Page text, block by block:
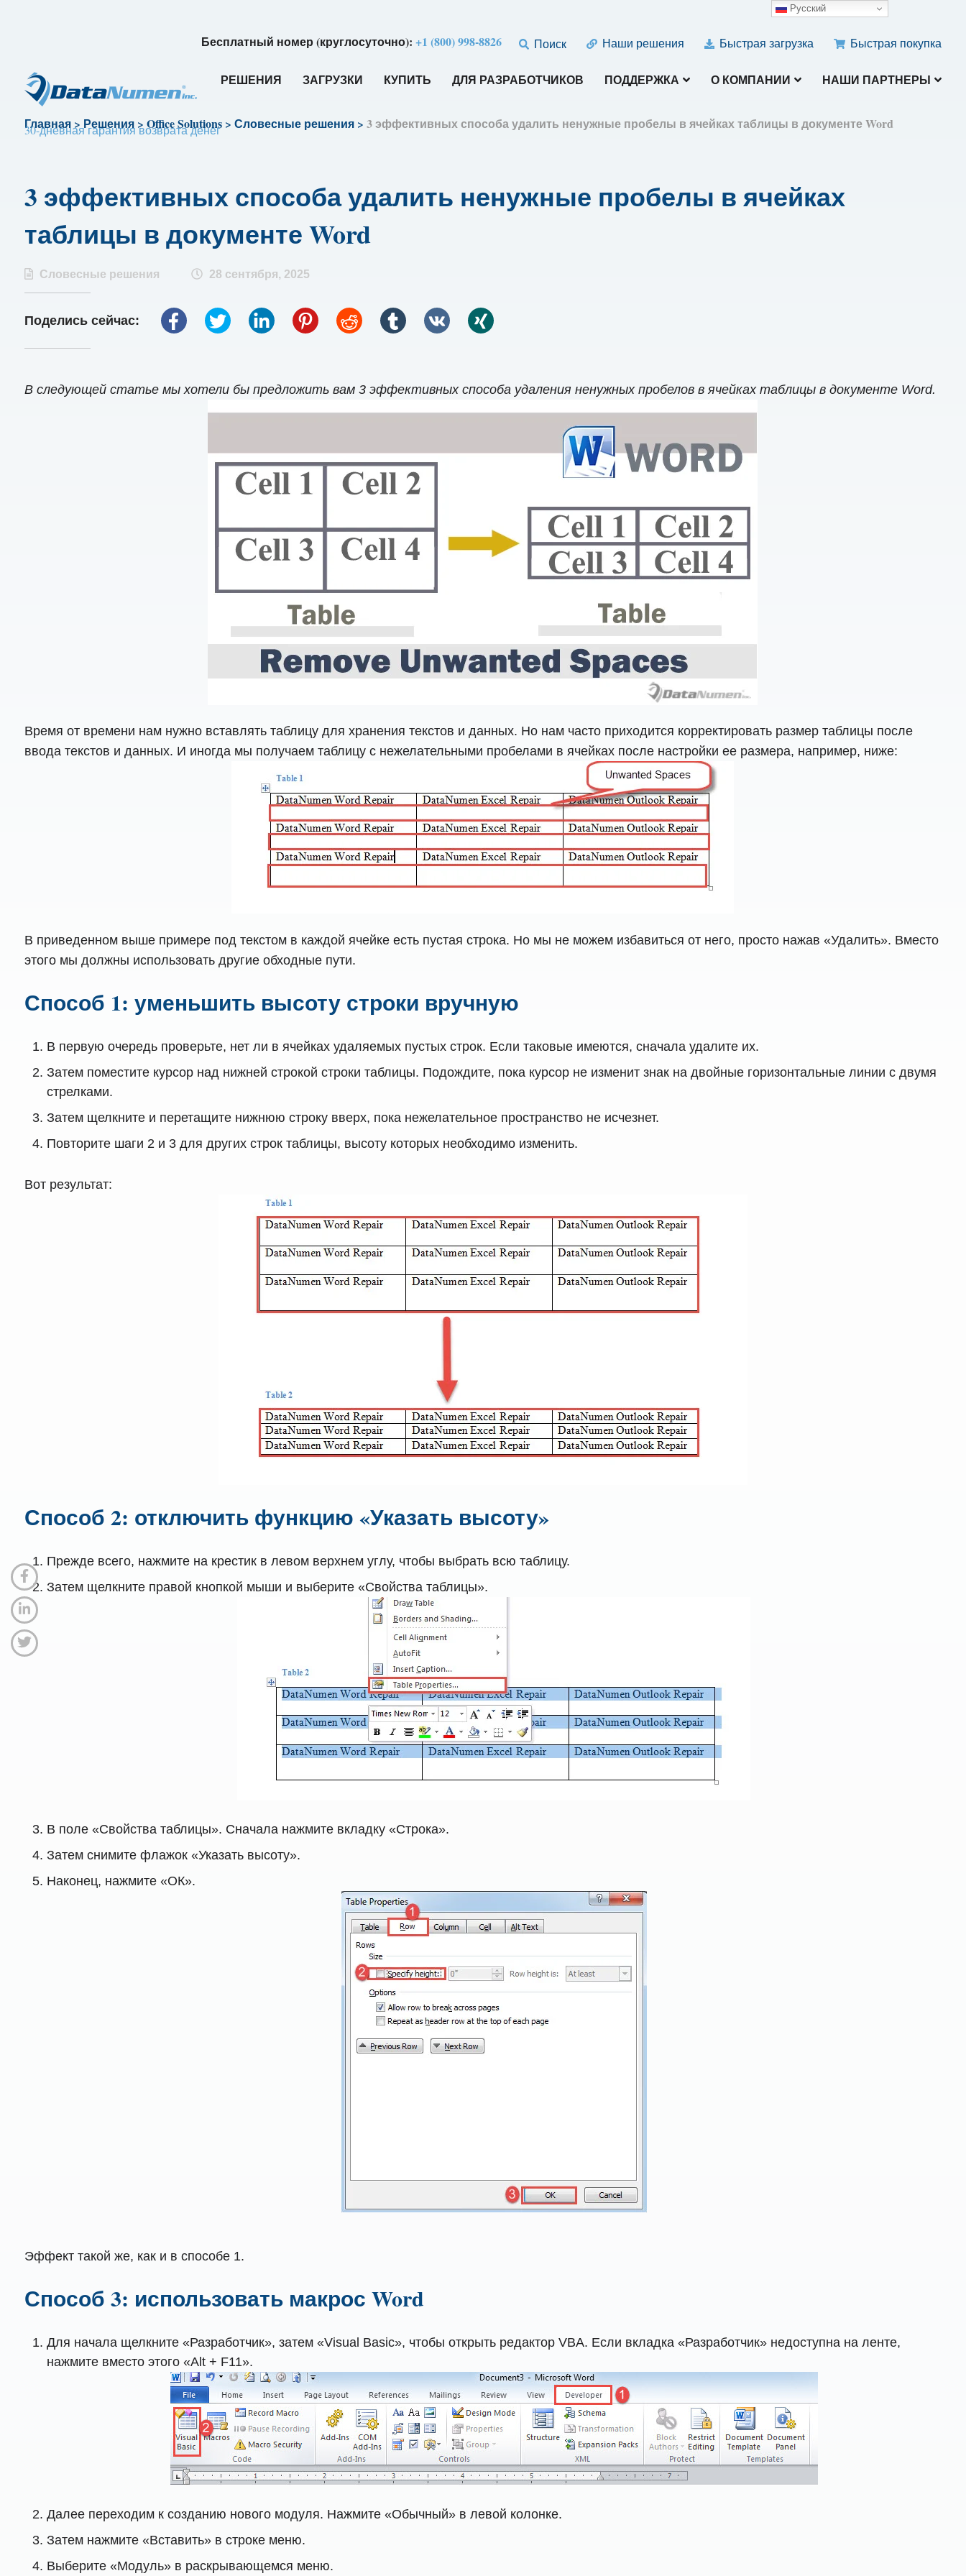
Бесплатный номер (круглосуточно):+1 (800) 998-8826 Поиск Наши решения Быстрая загрузка Быстрая покупка
30-дневная гарантия возврата денег
РЕШЕНИЯ ЗАГРУЗКИ КУПИТЬ ДЛЯ РАЗРАБОТЧИКОВ ПОДДЕРЖКА О КОМПАНИИ НАШИ ПАРТНЕРЫ
Главная> Решения> Office Solutions> Словесные решения> 3 эффективных способа удалить ненужные пробелы в ячейках таблицы в документе Word
3 эффективных способа удалить ненужные пробелы в ячейках
таблицы в документе Word
Словесные решения 28 сентября, 2025
Поделись сейчас:
В следующей статье мы хотели бы предложить вам 3 эффективных способа удаления ненужных пробелов в ячейках таблицы в документе Word.
Время от времени нам нужно вставлять таблицу для хранения текстов и данных. Но нам часто приходится корректировать размер таблицы после
ввода текстов и данных. И иногда мы получаем таблицу с нежелательными пробелами в ячейках после настройки ее размера, например, ниже:
В приведенном выше примере под текстом в каждой ячейке есть пустая строка. Но мы не можем избавиться от него, просто нажав «Удалить». Вместо
этого мы должны использовать другие обходные пути.
Способ 1: уменьшить высоту строки вручную
В первую очередь проверьте, нет ли в ячейках удаляемых пустых строк. Если таковые имеются, сначала удалите их.
Затем поместите курсор над нижней строкой строки таблицы. Подождите, пока курсор не изменит знак на двойные горизонтальные линии с двумя
стрелками.
Затем щелкните и перетащите нижнюю строку вверх, пока нежелательное пространство не исчезнет.
Повторите шаги 2 и 3 для других строк таблицы, высоту которых необходимо изменить.
Вот результат:
Способ 2: отключить функцию «Указать высоту»
Прежде всего, нажмите на крестик в левом верхнем углу, чтобы выбрать всю таблицу.
Затем щелкните правой кнопкой мыши и выберите «Свойства таблицы».
В поле «Свойства таблицы». Сначала нажмите вкладку «Строка».
Затем снимите флажок «Указать высоту».
Наконец, нажмите «ОК».
Эффект такой же, как и в способе 1.
Способ 3: использовать макрос Word
Для начала щелкните «Разработчик», затем «Visual Basic», чтобы открыть редактор VBA. Если вкладка «Разработчик» недоступна на ленте,
нажмите вместо этого «Alt + F11».
Далее переходим к созданию нового модуля. Нажмите «Обычный» в левой колонке.
Затем нажмите «Вставить» в строке меню.
Выберите «Модуль» в раскрывающемся меню.
Русский